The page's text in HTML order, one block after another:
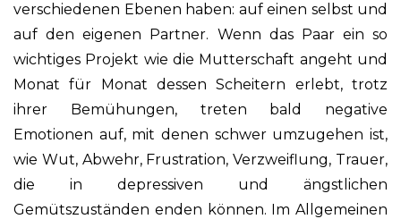
verschiedenen Ebenen haben: auf einen selbst und
auf den eigenen Partner. Wenn das Paar ein so
wichtiges Projekt wie die Mutterschaft angeht und
Monat für Monat dessen Scheitern erlebt, trotz
ihrer Bemühungen, treten bald negative
Emotionen auf, mit denen schwer umzugehen ist,
wie Wut, Abwehr, Frustration, Verzweiflung, Trauer,
die in depressiven und ängstlichen
Gemütszuständen enden können. Im Allgemeinen